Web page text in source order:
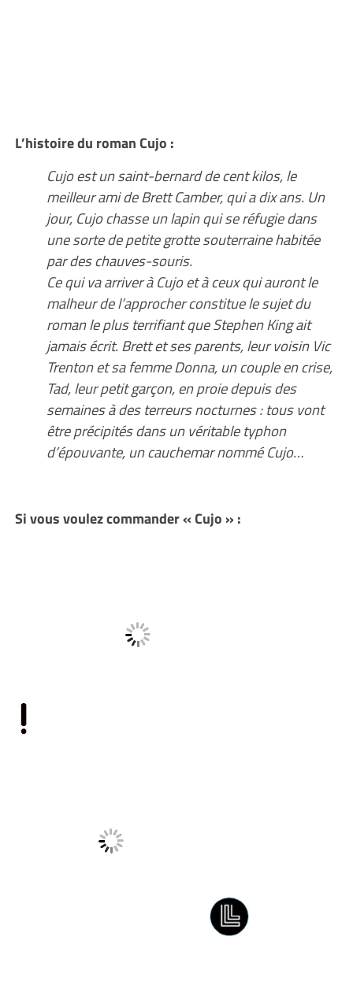
L’histoire du roman Cujo :
Cujo est un saint-bernard de cent kilos, le
meilleur ami de Brett Camber, qui a dix ans. Un
jour, Cujo chasse un lapin qui se réfugie dans
une sorte de petite grotte souterraine habitée
par des chauves-souris.
Ce qui va arriver à Cujo et à ceux qui auront le
malheur de l’approcher constitue le sujet du
roman le plus terrifiant que Stephen King ait
jamais écrit. Brett et ses parents, leur voisin Vic
Trenton et sa femme Donna, un couple en crise,
Tad, leur petit garçon, en proie depuis des
semaines à des terreurs nocturnes : tous vont
être précipités dans un véritable typhon
d’épouvante, un cauchemar nommé Cujo…
Si vous voulez commander « Cujo » :